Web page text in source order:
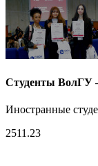
Студенты ВолГУ –
Иностранные
2511.23